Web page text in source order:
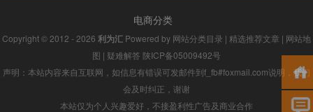
电商分类
Copyright © 2012 - 2026 利为汇 Powered by 网站分类目录 | 精选推荐文章 | 网站地
图 | 疑难解答 陕ICP备05009492号
声明：本站内容来自互联网，如信息有错误可发邮件到f_fb#foxmail.com说明，我们
会及时纠正，谢谢
本站仅为个人兴趣爱好，不接盈利性广告及商业合作